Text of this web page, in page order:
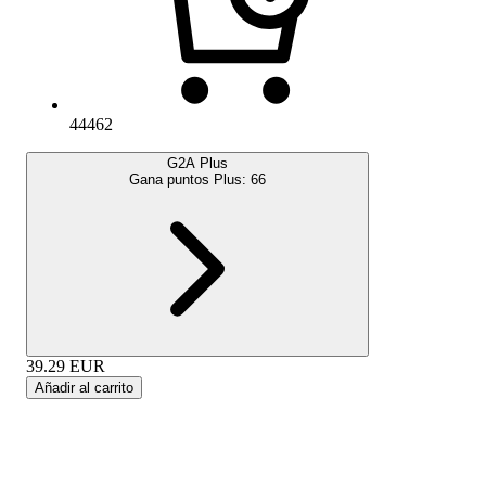
44462
G2A Plus
Gana puntos Plus: 66
39.29 EUR
Añadir al carrito